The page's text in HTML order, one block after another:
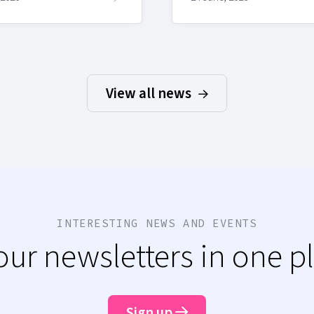
View all news
INTERESTING NEWS AND EVENTS
newsletters in one